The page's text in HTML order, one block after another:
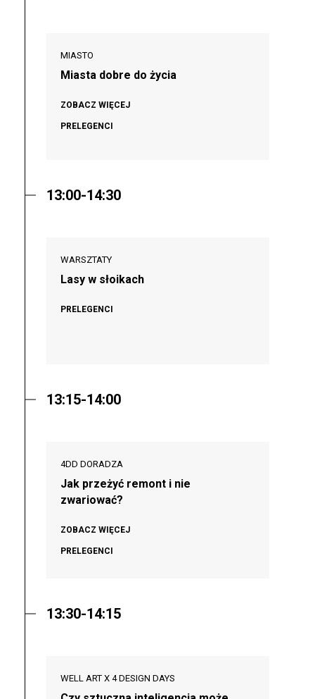
MIASTO
Miasta dobre do życia
ZOBACZ WIĘCEJ
PRELEGENCI
13:00-14:30
WARSZTATY
Lasy w słoikach
PRELEGENCI
13:15-14:00
4DD DORADZA
Jak przeżyć remont i nie
zwariować?
ZOBACZ WIĘCEJ
PRELEGENCI
13:30-14:15
WELL ART X 4 DESIGN DAYS